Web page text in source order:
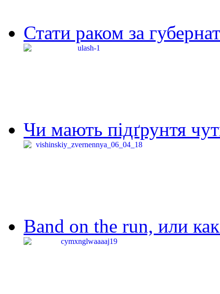
Стати раком за
Чи мають підґрунтя
Band on the run, или